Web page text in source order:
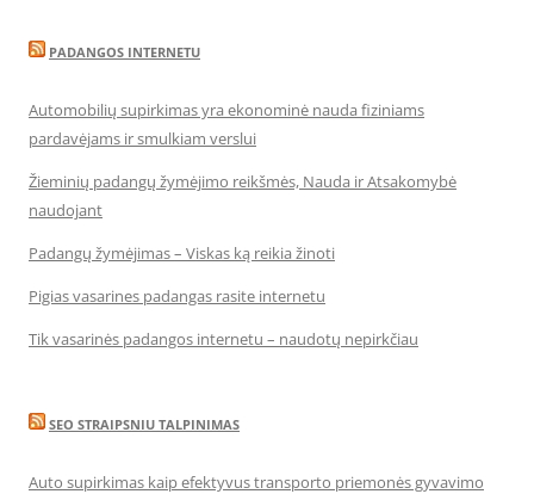
PADANGOS INTERNETU
Automobilių supirkimas yra ekonominė nauda fiziniams
pardavėjams ir smulkiam verslui
Žieminių padangų žymėjimo reikšmės, Nauda ir Atsakomybė
naudojant
Padangų žymėjimas – Viskas ką reikia žinoti
Pigias vasarines padangas rasite internetu
Tik vasarinės padangos internetu – naudotų nepirkčiau
SEO STRAIPSNIU TALPINIMAS
Auto supirkimas kaip efektyvus transporto priemonės gyvavimo